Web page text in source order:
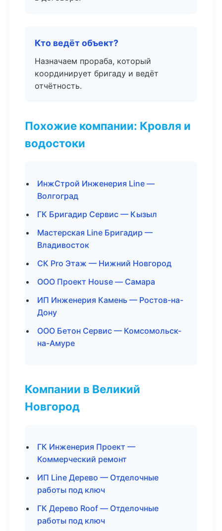
Кто ведёт объект?
Назначаем прораба, который
координирует бригаду и ведёт
отчётность.
Похожие компании: Кровля и
водостоки
ИнжСтрой Инженерия Line —
Волгоград
ГК Бригадир Сервис — Кызыл
Мастерская Line Бригадир —
Владивосток
СК Pro Этаж — Нижний Новгород
ООО Проект House — Самара
ИП Инженерия Камень — Ростов-на-
Дону
ООО Бетон Сервис — Комсомольск-
на-Амуре
Компании в Великий
Новгород
ГК Инженерия Проект —
Коммерческий ремонт
ИП Line Дерево — Отделочные
работы под ключ
ГК Дерево Roof — Отделочные
работы под ключ